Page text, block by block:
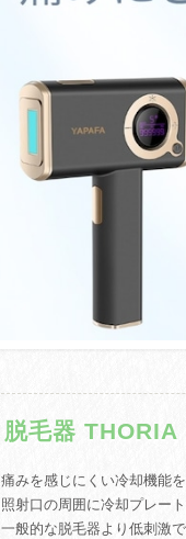
脱毛器
痛みを感じにくい冷却機能
照射口の周囲に冷却プレー
一般的な脱毛器より低刺激